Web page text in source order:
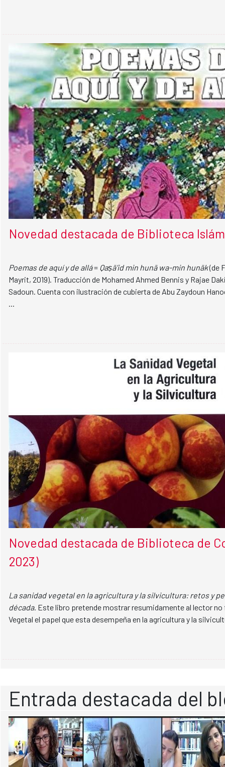
Novedad destacada de Biblioteca
Poemas de aquí y de allá= Qaṣā’id min hunā wa-min hunāk(de
Mayrit, 2019). Traducción de Mohamed Ahmed Bennis y Rajae
Sadoun. Cuenta con ilustración de cubierta de Abu Zaydoun
...
Novedad destacada de Biblioteca de
2023)
La sanidad vegetal en la agricultura y la silvicultura: retos y
década. Este libro pretende mostrar resumidamente al lector
Vegetal el papel que esta desempeña en la agricultura y la
Entrada destacada del